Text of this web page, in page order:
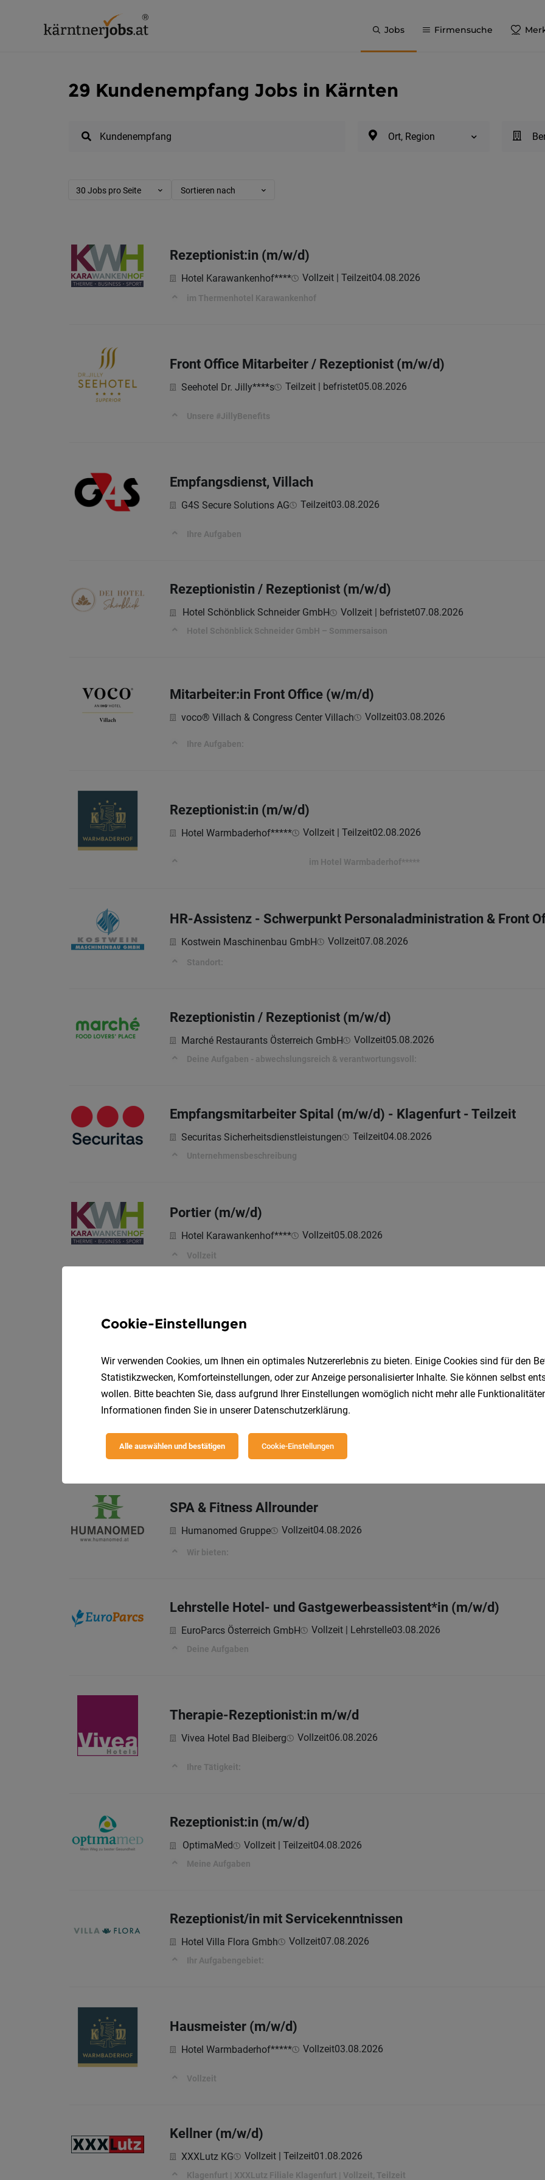
Jobs Firmensuche
29 Kundenempfang Jobs in Kärnten
Ort, Region
30 Jobs pro Seite Sortieren nach
Rezeptionist:in (m/w/d)
Hotel Karawankenhof**** Vollzeit | Teilzeit04.08.2026
im Thermenhotel Karawankenhof
Front Office Mitarbeiter / Rezeptionist (m/w/d)
Seehotel Dr. Jilly****s Teilzeit | befristet05.08.2026
Unsere #JillyBenefits
Empfangsdienst, Villach
G4S Secure Solutions AG Teilzeit03.08.2026
Ihre Aufgaben
Rezeptionistin / Rezeptionist (m/w/d)
Hotel Schönblick Schneider GmbH Vollzeit | befristet07.08.2026
Hotel Schönblick Schneider GmbH – Sommersaison
Mitarbeiter:in Front Office (w/m/d)
voco® Villach & Congress Center Villach Vollzeit03.08.2026
Ihre Aufgaben:
Rezeptionist:in (m/w/d)
Hotel Warmbaderhof***** Vollzeit | Teilzeit02.08.2026
im Hotel Warmbaderhof*****
HR-Assistenz - Schwerpunkt Personaladministration & Front
Kostwein Maschinenbau GmbH Vollzeit07.08.2026
Standort:
Rezeptionistin / Rezeptionist (m/w/d)
Marché Restaurants Österreich GmbH Vollzeit05.08.2026
Deine Aufgaben - abwechslungsreich & verantwortungsvoll:
Empfangsmitarbeiter Spital (m/w/d) - Klagenfurt - Teilzeit
Securitas Sicherheitsdienstleistungen Teilzeit04.08.2026
Unternehmensbeschreibung
Portier (m/w/d)
Hotel Karawankenhof**** Vollzeit05.08.2026
Vollzeit
XXXLutz KG
Rezeptionist (m/w/d)
EuroParcs Österreich GmbH
Ihre Aufgaben
SPA & Fitness Allrounder
Humanomed Gruppe Vollzeit04.08.2026
Wir bieten:
Lehrstelle Hotel- und Gastgewerbeassistent*in (m/w/d)
EuroParcs Österreich GmbH Vollzeit | Lehrstelle03.08.2026
Deine Aufgaben
Therapie-Rezeptionist:in m/w/d
Vivea Hotel Bad Bleiberg Vollzeit06.08.2026
Ihre Tätigkeit:
Rezeptionist:in (m/w/d)
OptimaMed Vollzeit | Teilzeit04.08.2026
Meine Aufgaben
Rezeptionist/in mit Servicekenntnissen
Hotel Villa Flora Gmbh Vollzeit07.08.2026
Ihr Aufgabengebiet:
Hausmeister (m/w/d)
Hotel Warmbaderhof***** Vollzeit03.08.2026
Vollzeit
Kellner (m/w/d)
XXXLutz KG Vollzeit | Teilzeit01.08.2026
Klagenfurt | XXXLutz Filiale Klagenfurt | Vollzeit, Teilzeit
Cookie-Einstellungen
Wir verwenden Cookies, um Ihnen ein optimales Nutzererlebnis zu bieten. Einige Cookies sind für den
Statistikzwecken, Komforteinstellungen, oder zur Anzeige personalisierter Inhalte. Sie können selbst
wollen. Bitte beachten Sie, dass aufgrund Ihrer Einstellungen womöglich nicht mehr alle
Informationen finden Sie in unserer Datenschutzerklärung.
Alle auswählen und bestätigen Cookie-Einstellungen